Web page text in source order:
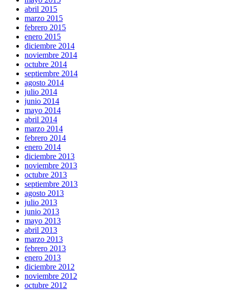
abril 2015
marzo 2015
febrero 2015
enero 2015
diciembre 2014
noviembre 2014
octubre 2014
septiembre 2014
agosto 2014
julio 2014
junio 2014
mayo 2014
abril 2014
marzo 2014
febrero 2014
enero 2014
diciembre 2013
noviembre 2013
octubre 2013
septiembre 2013
agosto 2013
julio 2013
junio 2013
mayo 2013
abril 2013
marzo 2013
febrero 2013
enero 2013
diciembre 2012
noviembre 2012
octubre 2012